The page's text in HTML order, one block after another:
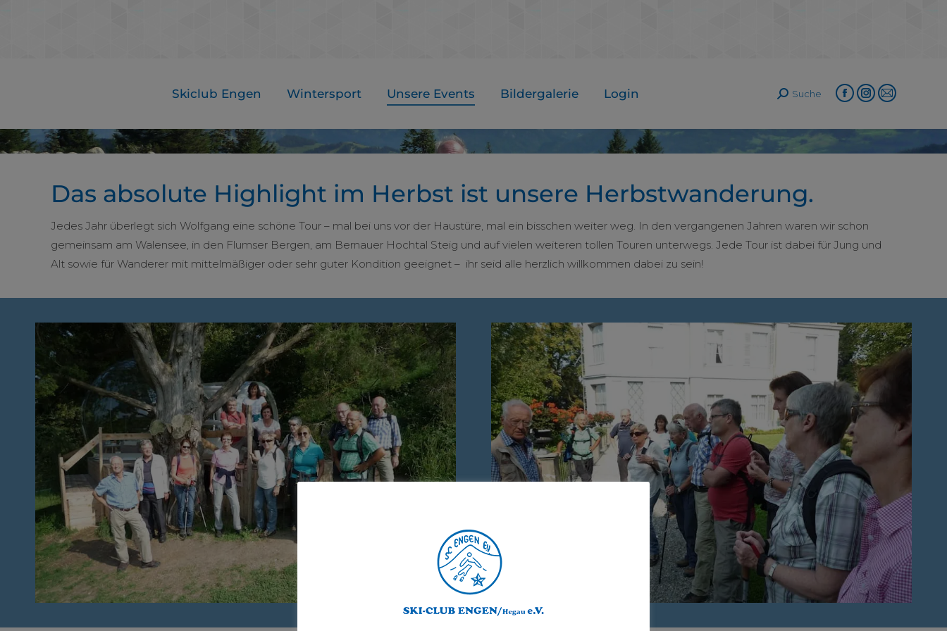
Skiclub Engen Wintersport Unsere Events Bildergalerie Login Search:
Suche
Facebook
opens
in
Instagram
opens
in
E-
opens
Das absolute Highlight im Herbst ist unsere Herbstwanderung.
Jedes Jahr überlegt sich Wolfgang eine schöne Tour – mal bei uns vor der Haustüre, mal ein bisschen weiter weg. In den vergangenen Jahren waren wir schon
gemeinsam am Walensee, in den Flumser Bergen, am Bernauer Hochtal Steig und auf vielen weiteren tollen Touren unterwegs. Jede Tour ist dabei für Jung und
Alt sowie für Wanderer mit mittelmäßiger oder sehr guter Kondition geeignet – ihr seid alle herzlich willkommen dabei zu sein!